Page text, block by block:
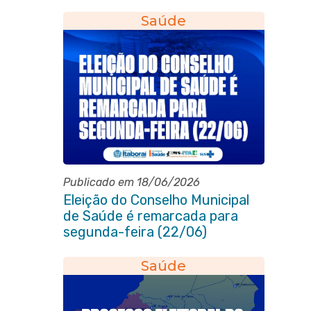
Saúde
Publicado em 18/06/2026
Eleição do Conselho Municipal
de Saúde é remarcada para
segunda-feira (22/06)
Saúde